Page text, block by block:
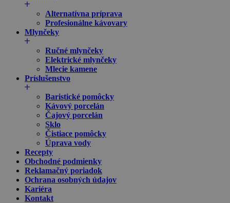
Alternatívna príprava
Profesionálne kávovary
Mlynčeky
Ručné mlynčeky
Elektrické mlynčeky
Mlecie kamene
Príslušenstvo
Baristické pomôcky
Kávový porcelán
Čajový porcelán
Sklo
Čistiace pomôcky
Úprava vody
Recepty
Obchodné podmienky
Reklamačný poriadok
Ochrana osobných údajov
Kariéra
Kontakt